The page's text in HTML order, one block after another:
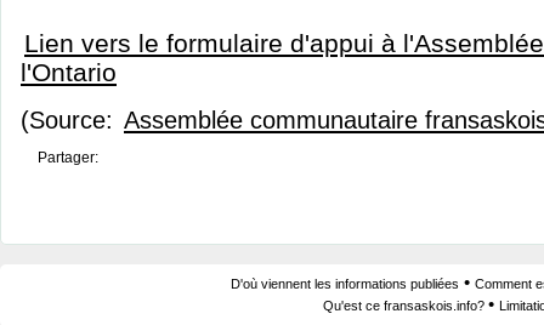
Lien vers le formulaire d'appui à
l'Ontario
(Source: Assemblée communautaire
Partager:
D'où viennent les informations publiées • Comment
Qu'est ce fransaskois.info? •